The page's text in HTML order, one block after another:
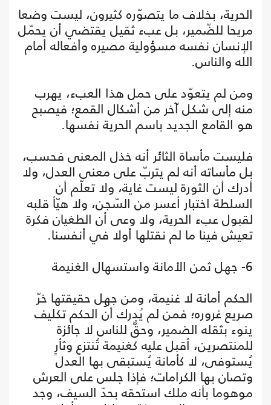
الحرية، بخلاف ما يتصوّره كثيرون، ليست وضعا
مريحا للضّمير، بل عبء ثقيل يقتضي أن يحمّل
الإنسان نفسه مسؤولية مصيره وأفعاله أمام
الله والناس.
ومن لم يتعوّد على حمل هذا العبء، يهرب
منه إلى شكل آخر من أشكال القمع؛ فيصبح
هو القامع الجديد باسم الحرية نفسها.
فليست مأساة الثائر أنه خذل المعنى فحسب،
بل مأساته أنه لم يتربّ على معنى العدل، ولا
أدرك أن الثورة ليست غاية، ولا تعلّم أن
السلطة اختبار أعسر من السّجن، ولا هيّأ قلبه
لقبول عبء الحرية، ولا وعى أن الطغيان فكرة
تعيش فينا ما لم نقتلها أولا في أنفسنا.
6- جهل ثمن الأمانة واستسهال الغنيمة
الحكم أمانة لا غنيمة، ومن جهِل حقيقتها خرّ
صريع غروره؛ فمن لم يُدرك أن الحكم تكليف
ينوء بثقله الضمير، وحقٌّ للناس لا جائزة
للمنتصرين، أقبل عليه كغنيمة تُنتزع وثأرٍ
يُستوفى، لا كأمانة يُستبقى بها العدل
وتصان بها الكرامات؛ فإذا جلس على العرش
موهوما بأنه ملك استحقه بحدّ السيف، وجد